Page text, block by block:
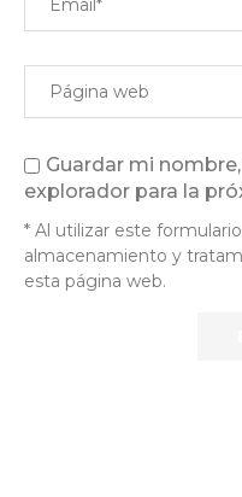
Guardar mi
explorador para la
* Al utilizar este
almacenamiento y
esta página web.